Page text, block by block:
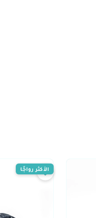
الأكثر رواجًا